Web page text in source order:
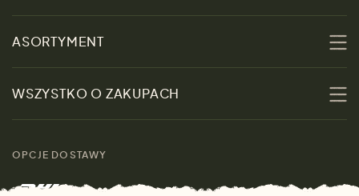
O nas
Zrównoważoność
Skontaktuj się z nami
Marki
ASORTYMENT
Promocje
Kobiety
Mężczyźni
WSZYSTKO O ZAKUPACH
rozmiarach
OPCJE DOSTAWY